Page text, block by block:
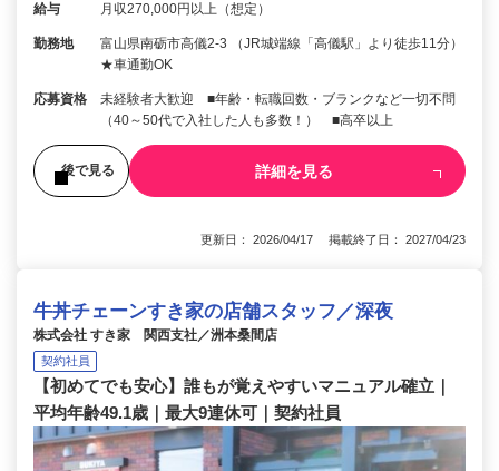
給与 月収270,000円以上（想定）
勤務地
富山県南砺市高儀2-3 （JR城端線「高儀駅」より徒歩11分）
★車通勤OK
応募資格
未経験者大歓迎 ■年齢・転職回数・ブランクなど一切不問
（40～50代で入社した人も多数！） ■高卒以上
後で見る 詳細を見る
更新日： 2026/04/17 掲載終了日： 2027/04/23
牛丼チェーンすき家の店舗スタッフ／深夜
株式会社 すき家 関西支社／洲本桑間店
契約社員
【初めてでも安心】誰もが覚えやすいマニュアル確立｜
平均年齢49.1歳｜最大9連休可｜契約社員